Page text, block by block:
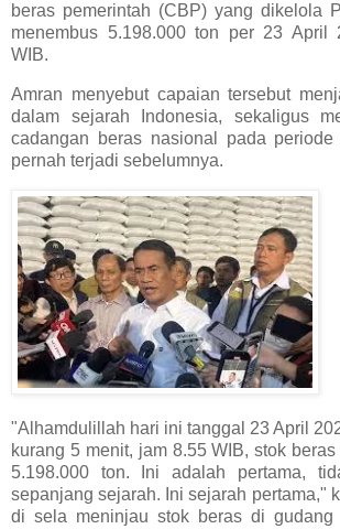
beras pemerintah (CBP) yang dikelola
menembus 5.198.000 ton per 23 April
WIB.
Amran menyebut capaian tersebut
dalam sejarah Indonesia, sekaligus
cadangan beras nasional pada
pernah terjadi sebelumnya.
"Alhamdulillah hari ini tanggal 23 April
kurang 5 menit, jam 8.55 WIB, stok
5.198.000 ton. Ini adalah pertama,
sepanjang sejarah. Ini sejarah pertama,"
di sela meninjau stok beras di gudang